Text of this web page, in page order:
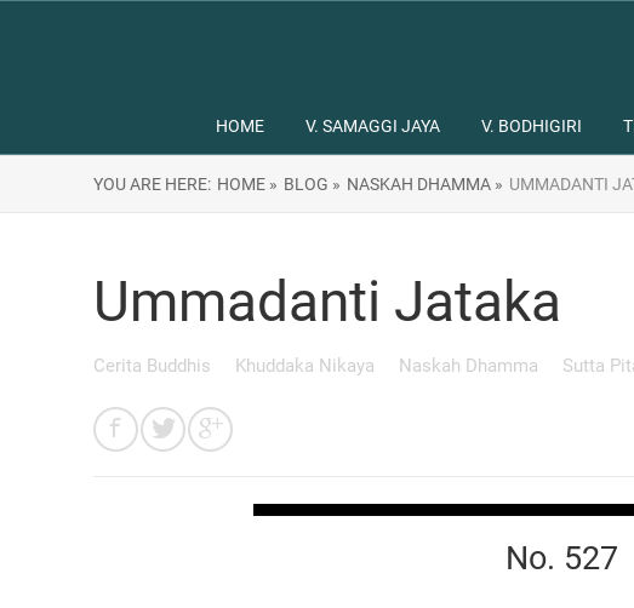
HOME V. SAMAGGI JAYA V. BODHIGIRI
YOU ARE HERE: HOME » BLOG » NASKAH DHAMMA » UMMADANTI
Ummadanti Jataka
Cerita Buddhis Khuddaka Nikaya Naskah Dhamma Sutta
No. 527